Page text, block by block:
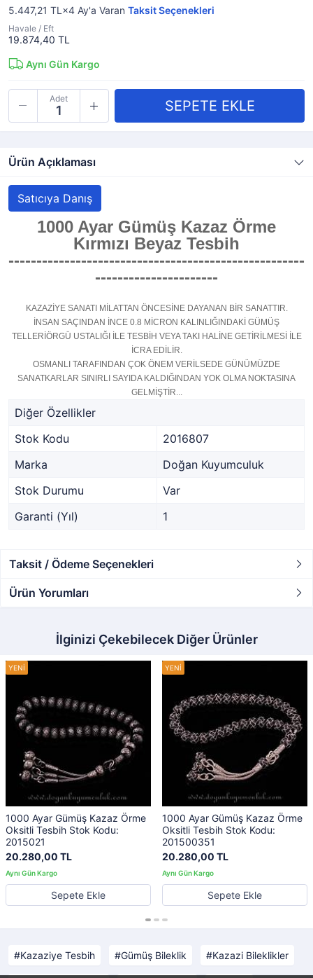
5.447,21 TL×4 Ay'a Varan Taksit Seçenekleri
Havale / Eft
19.874,40 TL
Aynı Gün Kargo
Adet
Ürün Açıklaması
Satıcıya Danış
1000 Ayar Gümüş Kazaz Örme
Kırmızı Beyaz Tesbih
-----------------------------------------------------
----------------------
KAZAZİYE SANATI MİLATTAN ÖNCESİNE DAYANAN BİR SANATTIR.
İNSAN SAÇINDAN İNCE 0.8 MİCRON KALINLIĞINDAKİ GÜMÜŞ
TELLERİÖRGÜ USTALIĞI İLE TESBİH VEYA TAKI HALİNE GETİRİLMESİ İLE
İCRA EDİLİR.
OSMANLI TARAFINDAN ÇOK ÖNEM VERİLSEDE GÜNÜMÜZDE
SANATKARLAR SINIRLI SAYIDA KALDIĞINDAN YOK OLMA NOKTASINA
GELMİŞTİR...
Diğer Özellikler
Stok Kodu
2016807
Marka
Doğan Kuyumculuk
Stok Durumu
Var
Garanti (Yıl)
1
Taksit / Ödeme Seçenekleri
Ürün Yorumları
İlginizi Çekebilecek Diğer Ürünler
1000 Ayar Gümüş Kazaz Örme
Oksitli Tesbih Stok Kodu:
2015021
20.280,00 TL
Sepete Ekle
1000 Ayar Gümüş Kazaz Örme
Oksitli Tesbih Stok Kodu:
201500351
20.280,00 TL
Sepete Ekle
Kazaziye Tesbih Gümüş Bileklik Kazazi Bileklikler